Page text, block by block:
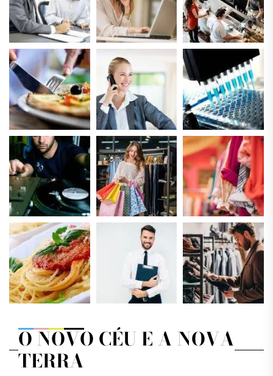
O NOVO CÉU E A NOVA
TERRA